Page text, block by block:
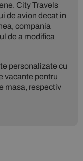
City Travels
de avion decat in
compania
de a modifica
personalizate cu
vacante pentru
masa, respectiv